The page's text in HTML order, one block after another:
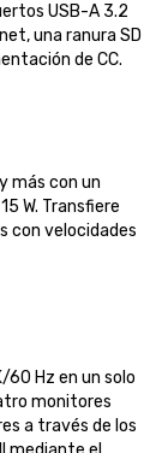
USB-A 3.2
una ranura SD
de CC.
más con un
W. Transfiere
con velocidades
Hz en un solo
monitores
a través de los